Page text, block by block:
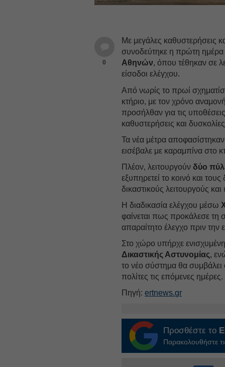
0
Με μεγάλες καθυστερήσεις
συνοδεύτηκε η πρώτη
Αθηνών, όπου τέθηκαν σε
είσοδοι ελέγχου.
Από νωρίς το πρωί
κτήριο, με τον χρόνο
προσήλθαν για τις
καθυστερήσεις και
Τα νέα μέτρα
εισέβαλε με καραμπίνα στο
Πλέον, λειτουργούνδύο
εξυπηρετεί το κοινό και
δικαστικούς λειτουργούς
Η διαδικασία ελέγχου μέσω
φαίνεται πως προκάλεσε τη
απαραίτητο έλεγχο πριν την
Στο χώρο υπήρχε
Δικαστικής Αστυνομίας,
το νέο σύστημα θα συμβάλει
πολίτες τις επόμενες ημέρες.
Πηγή:ertnews.gr
Προσθέστε το
Παρακολουθήστε